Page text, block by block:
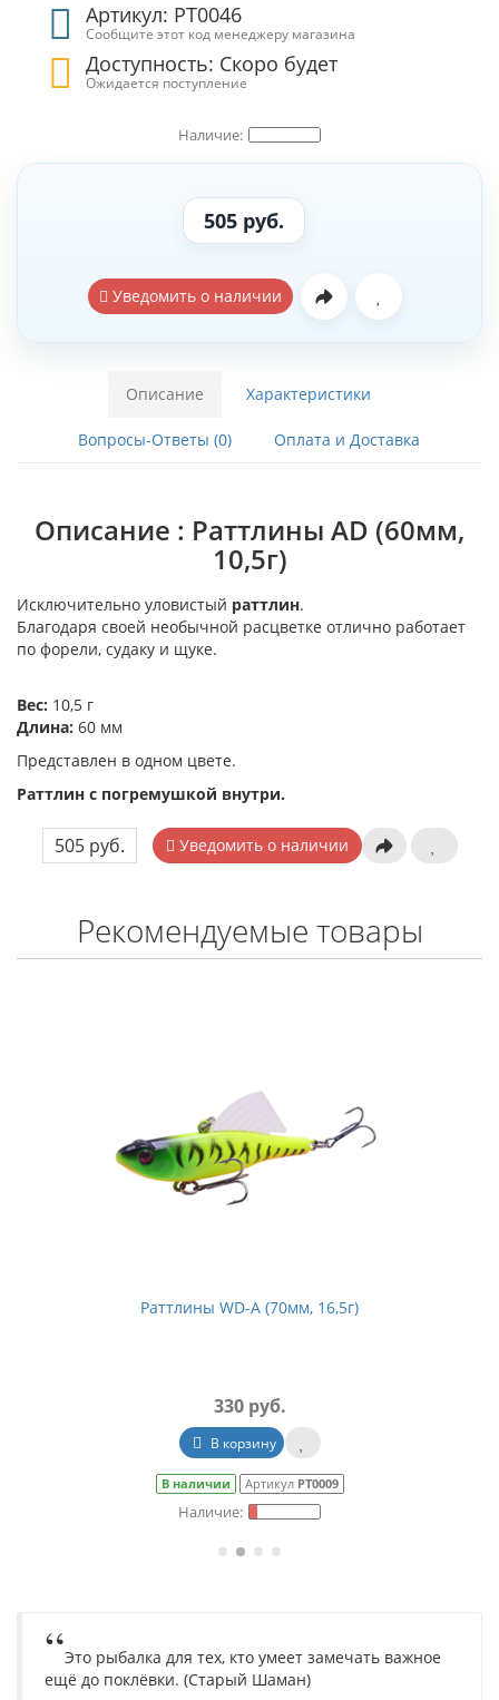
Артикул: РТ0046
Сообщите этот код менеджеру магазина
Доступность: Скоро будет
Ожидается поступление
505 руб.
Уведомить о наличии
Описание Характеристики
Вопросы-Ответы (0) Оплата и Доставка
Описание : Раттлины AD (60мм,
10,5г)
Исключительно уловистый раттлин.
Благодаря своей необычной расцветке отлично работает
по форели, судаку и щуке.
Вес: 10,5 г
Длина: 60 мм
Представлен в одном цвете.
Раттлин с погремушкой внутри.
505 руб. Уведомить о наличии
Рекомендуемые товары
Раттлины WD-A (70мм, 16,5г)
330 руб.
В корзину
В наличии Артикул РТ0009
Это рыбалка для тех, кто умеет замечать важное
ещё до поклёвки. (Старый Шаман)